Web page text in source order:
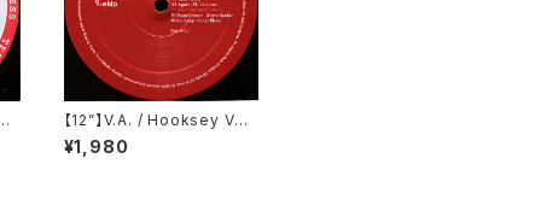
【12”】V.A. / Hooksey Vol.
3 (Eklo) (EKLO007.3)
¥1,980